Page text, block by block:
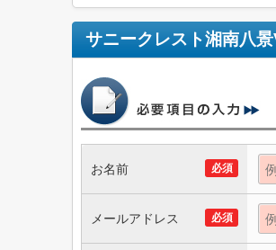
サニークレスト湘南八
必須
お名前
必須
メールアドレス